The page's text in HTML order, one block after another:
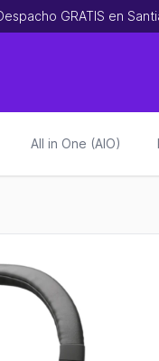
GRATIS en
All in One (AIO)